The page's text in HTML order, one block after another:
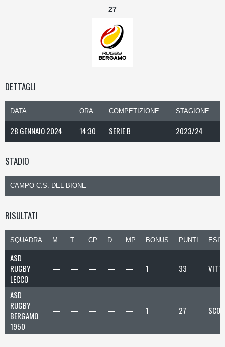
27
DETTAGLI
DATA ORA COMPETIZIONE STAGIONE
28 GENNAIO 2024 14:30 SERIE B 2023/24
STADIO
CAMPO C.S. DEL BIONE
RISULTATI
SQUADRA M T CP D MP BONUS PUNTI
ASD
RUGBY
LECCO
— — — — — 1 33
ASD
RUGBY
BERGAMO
1950
— — — — — 1 27